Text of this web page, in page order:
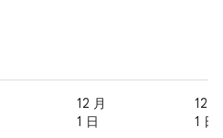
12 月
1 日
12 月
1 日